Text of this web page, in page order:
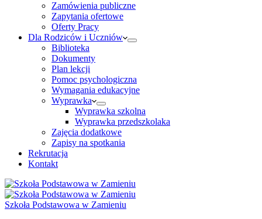
Zamówienia publiczne
Zapytania ofertowe
Oferty Pracy
Dla Rodziców i Uczniów
Biblioteka
Dokumenty
Plan lekcji
Pomoc psychologiczna
Wymagania edukacyjne
Wyprawka
Wyprawka szkolna
Wyprawka przedszkolaka
Zajęcia dodatkowe
Zapisy na spotkania
Rekrutacja
Kontakt
Szkoła Podstawowa w Zamieniu